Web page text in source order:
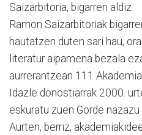
Saizarbitoria, bigarren aldiz
Ramon Saizarbitoriak
hautatzen duten sari hau,
literatur aipamena bezala
aurrerantzean 111
Idazle donostiarrak 2000.
eskuratu zuen Gorde nazazu
Aurten, berriz,